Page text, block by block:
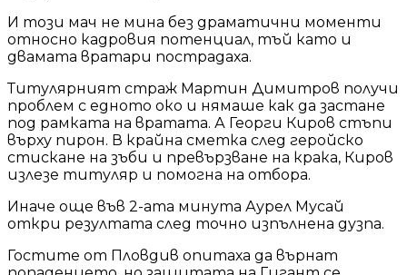
И този мач не мина без драматични моменти
относно кадровия потенциал, тъй като и
двамата вратари пострадаха.
Титулярният страж Мартин Димитров получи
проблем с едното око и нямаше как да застане
под рамката на вратата. А Георги Киров стъпи
върху пирон. В крайна сметка след геройско
стискане на зъби и превързване на крака, Киров
излезе титуляр и помогна на отбора.
Иначе още във 2-ата минута Аурел Мусай
откри резултата след точно изпълнена дузпа.
Гостите от Пловдив опитаха да върнат